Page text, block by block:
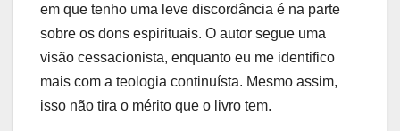
em que tenho uma leve discordância é na parte
sobre os dons espirituais. O autor segue uma
visão cessacionista, enquanto eu me identifico
mais com a teologia continuísta. Mesmo assim,
isso não tira o mérito que o livro tem.